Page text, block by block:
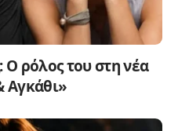
Ο ρόλος του στη νέα
Αγκάθι»